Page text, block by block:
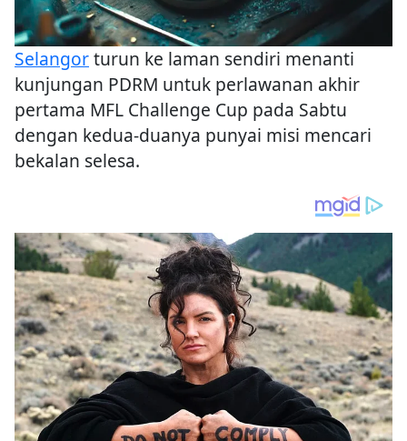
Selangorturun ke laman sendiri menanti
kunjungan PDRM untuk perlawanan akhir
pertama MFL Challenge Cup pada Sabtu
dengan kedua-duanya punyai misi mencari
bekalan selesa.